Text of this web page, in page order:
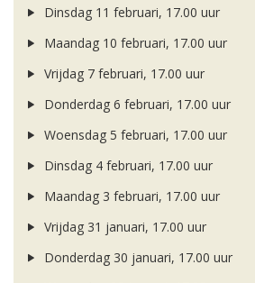
Dinsdag 11 februari, 17.00 uur
Maandag 10 februari, 17.00 uur
Vrijdag 7 februari, 17.00 uur
Donderdag 6 februari, 17.00 uur
Woensdag 5 februari, 17.00 uur
Dinsdag 4 februari, 17.00 uur
Maandag 3 februari, 17.00 uur
Vrijdag 31 januari, 17.00 uur
Donderdag 30 januari, 17.00 uur